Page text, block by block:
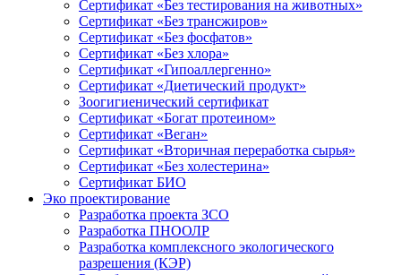
Сертификат «Без тестирования на животных»
Сертификат «Без трансжиров»
Сертификат «Без фосфатов»
Сертификат «Без хлора»
Сертификат «Гипоаллергенно»
Сертификат «Диетический продукт»
Зоогигиенический сертификат
Сертификат «Богат протеином»
Сертификат «Веган»
Сертификат «Вторичная переработка сырья»
Сертификат «Без холестерина»
Сертификат БИО
Эко проектирование
Разработка проекта ЗСО
Разработка ПНООЛР
Разработка комплексного экологического
разрешения (КЭР)